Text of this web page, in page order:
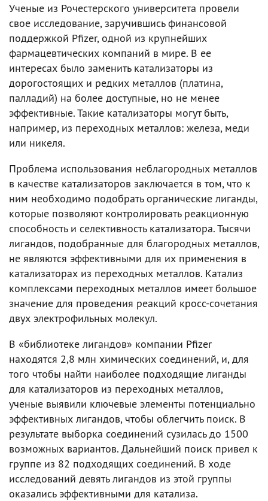
Ученые из Рочестерского университета провели
свое исследование, заручившись финансовой
поддержкой Pfizer, одной из крупнейших
фармацевтических компаний в мире. В ее
интересах было заменить катализаторы из
дорогостоящих и редких металлов (платина,
палладий) на более доступные, но не менее
эффективные. Такие катализаторы могут быть,
например, из переходных металлов: железа, меди
или никеля.
Проблема использования неблагородных металлов
в качестве катализаторов заключается в том, что к
ним необходимо подобрать органические лиганды,
которые позволяют контролировать реакционную
способность и селективность катализатора. Тысячи
лигандов, подобранные для благородных металлов,
не являются эффективными для их применения в
катализаторах из переходных металлов. Катализ
комплексами переходных металлов имеет большое
значение для проведения реакций кросс-сочетания
двух электрофильных молекул.
В «библиотеке лигандов» компании Pfizer
находятся 2,8 млн химических соединений, и, для
того чтобы найти наиболее подходящие лиганды
для катализаторов из переходных металлов,
ученые выявили ключевые элементы потенциально
эффективных лигандов, чтобы облегчить поиск. В
результате выборка соединений сузилась до 1500
возможных вариантов. Дальнейший поиск привел к
группе из 82 подходящих соединений. В ходе
исследований девять лигандов из этой группы
оказались эффективными для катализа.